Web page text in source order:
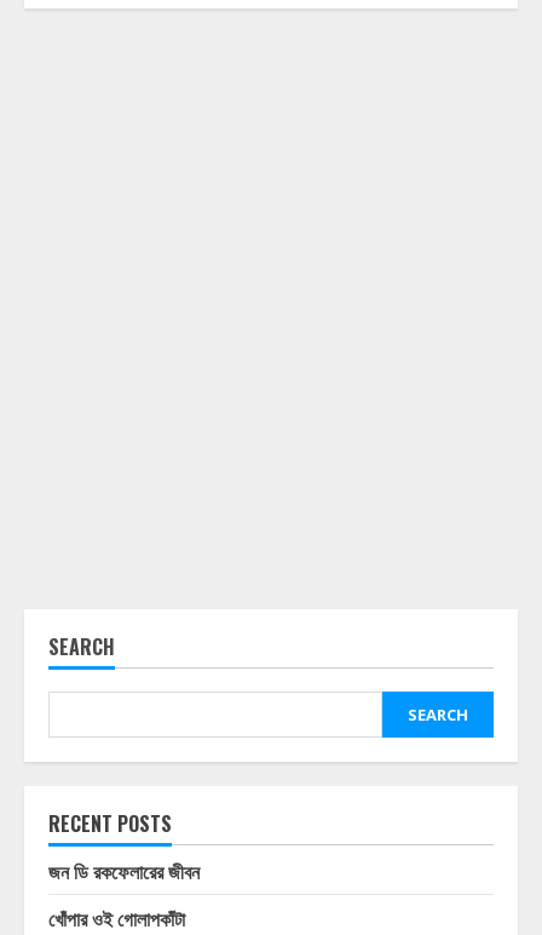
SEARCH
SEARCH
RECENT POSTS
জন ডি রকফেলারের জীবন
খোঁপার ওই গোলাপকাঁটা